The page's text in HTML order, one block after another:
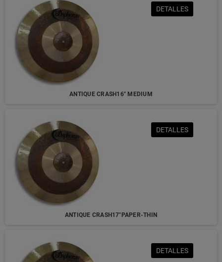
ANTIQUE CRASH16" MEDIUM
DETALLES
ANTIQUE CRASH17"PAPER-THIN
DETALLES
DETALLES